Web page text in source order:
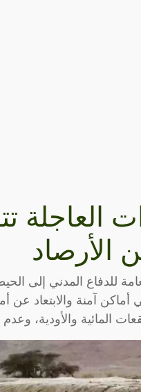
العاجلة
الأرصاد
للدفاع المدني إلى
أماكن آمنة والابتعاد عن
المائية والأودية،